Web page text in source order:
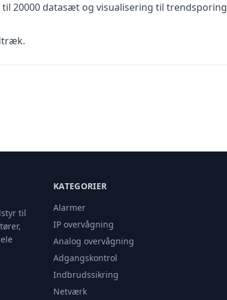
20000 datasæt og visualisering til trendsporing
til
KATEGORIER
Alarmer
IP overvågning
Analog overvågning
Adgangskontrol
Indbrudssikring
Netværk